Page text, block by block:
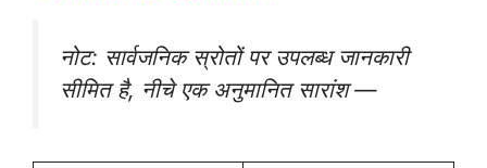
नोट: सार्वजनिक स्रोतों पर उपलब्ध जानकारी
सीमित है, नीचे एक अनुमानित सारांश —